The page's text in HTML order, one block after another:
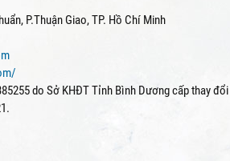
P.Thuận Giao, TP. Hồ Chí Minh
do Sở KHĐT Tỉnh Bình Dương cấp thay